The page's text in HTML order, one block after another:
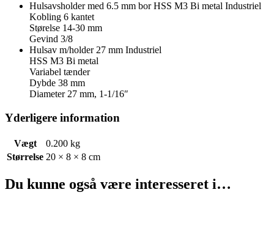
Hulsavsholder med 6.5 mm bor HSS M3 Bi metal Industriel
Kobling 6 kantet
Størelse 14-30 mm
Gevind 3/8
Hulsav m/holder 27 mm Industriel
HSS M3 Bi metal
Variabel tænder
Dybde 38 mm
Diameter 27 mm, 1-1/16″
Yderligere information
Vægt
0.200 kg
Størrelse 20 × 8 × 8 cm
Du kunne også være interesseret i…